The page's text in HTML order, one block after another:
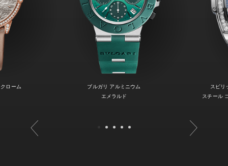
ローム
ブルガリ アルミニウム
エメラルド
スピリ
スチール